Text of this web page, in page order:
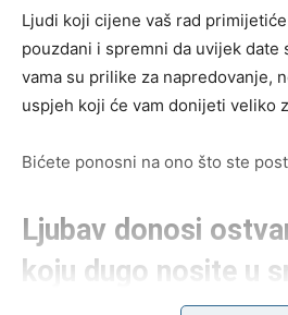
Ljudi koji cijene vaš rad
pouzdani i spremni da uvijek date
vama su prilike za napredovanje,
uspjeh koji će vam donijeti veliko
Bićete ponosni na ono što ste
Ljubav donosi
koju dugo nosite u